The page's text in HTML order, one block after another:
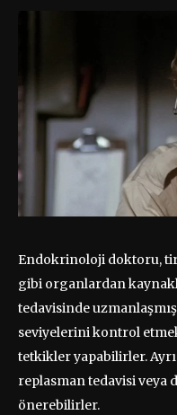
Endokrinoloji doktoru,
gibi organlardan
tedavisinde
seviyelerini kontrol
tetkikler yapabilirler.
replasman tedavisi veya
önerebilirler.